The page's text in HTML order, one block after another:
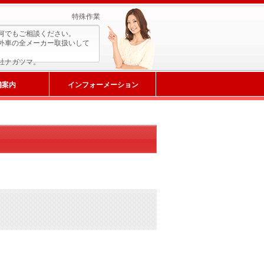
特殊作業
もご相談ください。
車の全メーカー取扱いして
ナガツマ。
案内 インフォーメーション